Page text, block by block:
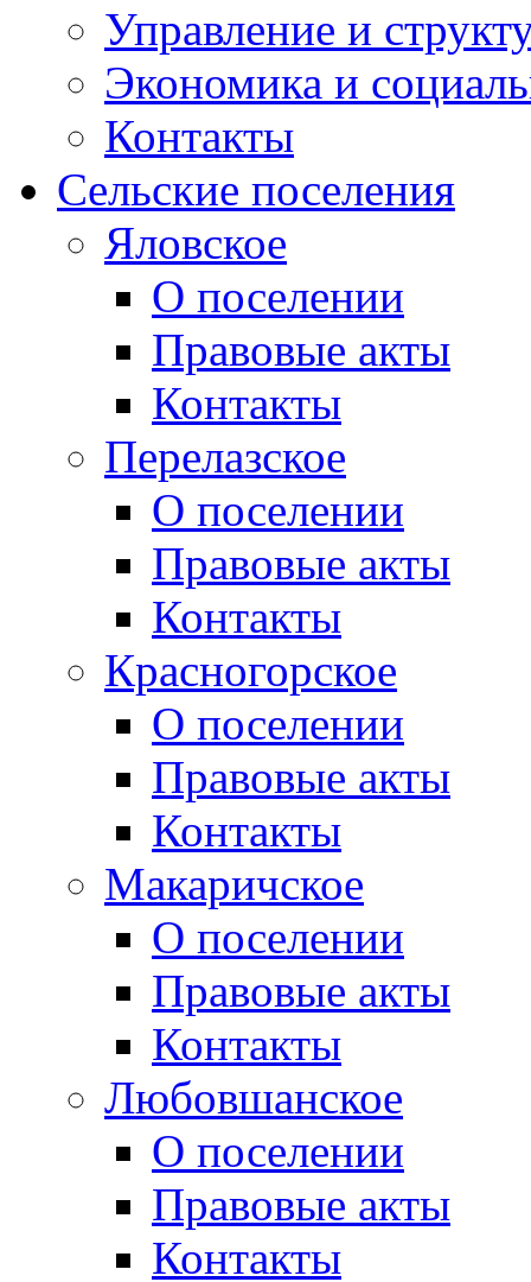
Управление и
Экономика и
Контакты
Сельские поселения
Яловское
О поселении
Правовые акты
Контакты
Перелазское
О поселении
Правовые акты
Контакты
Красногорское
О поселении
Правовые акты
Контакты
Макаричское
О поселении
Правовые акты
Контакты
Любовшанское
О поселении
Правовые акты
Контакты